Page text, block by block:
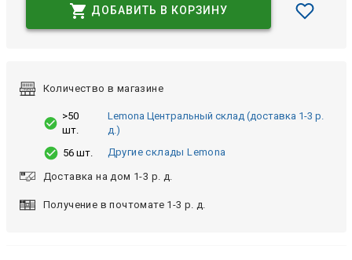
ДОБАВИТЬ В КОРЗИНУ
Количество в магазине
>50
шт.
Lemona Центральный склад (доставка 1-3 р.
д.)
56 шт.
Другие склады Lemona
Доставка на дом 1-3 р. д.
Получение в почтомате 1-3 р. д.